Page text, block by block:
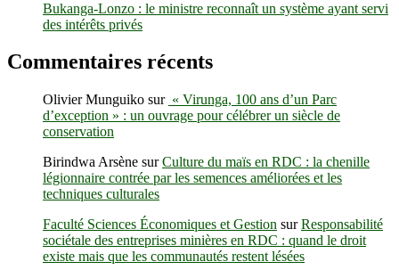
Bukanga-Lonzo : le ministre reconnaît un système ayant servi
des intérêts privés
Commentaires récents
Olivier Munguiko sur « Virunga, 100 ans d’un Parc
d’exception » : un ouvrage pour célébrer un siècle de
conservation
Birindwa Arsène surCulture du maïs en RDC : la chenille
légionnaire contrée par les semences améliorées et les
techniques culturales
Faculté Sciences Économiques et Gestion surResponsabilité
sociétale des entreprises minières en RDC : quand le droit
existe mais que les communautés restent lésées